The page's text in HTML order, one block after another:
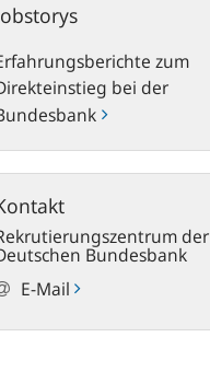
zum
bei der
der
Bundesbank
E-Mail